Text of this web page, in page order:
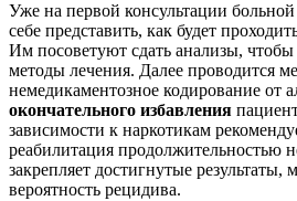
Уже на первой консультации
себе представить, как будет
Им посоветуют сдать анализы, чтобы
методы лечения. Далее проводится
немедикаментозное кодирование от
окончательного избавления
зависимости к наркотикам
реабилитация продолжительностью
закрепляет достигнутые результаты,
вероятность рецидива.